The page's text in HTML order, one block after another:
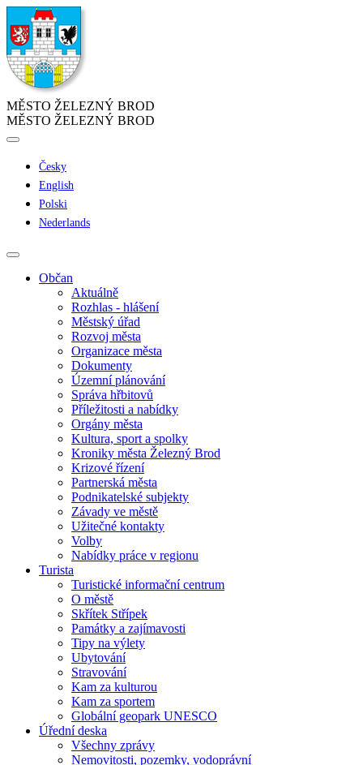
MĚSTO ŽELEZNÝ BROD
MĚSTO ŽELEZNÝ BROD
Česky
English
Polski
Nederlands
Občan
Aktuálně
Rozhlas - hlášení
Městský úřad
Rozvoj města
Organizace města
Dokumenty
Územní plánování
Správa hřbitovů
Příležitosti a nabídky
Orgány města
Kultura, sport a spolky
Kroniky města Železný Brod
Krizové řízení
Partnerská města
Podnikatelské subjekty
Závady ve městě
Užitečné kontakty
Volby
Nabídky práce v regionu
Turista
Turistické informační centrum
O městě
Skřítek Střípek
Památky a zajímavosti
Tipy na výlety
Ubytování
Stravování
Kam za kulturou
Kam za sportem
Globální geopark UNESCO
Úřední deska
Všechny zprávy
Nemovitosti, pozemky, vodoprávní